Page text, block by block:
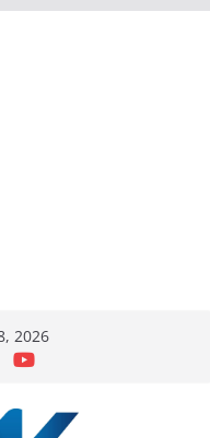
2026